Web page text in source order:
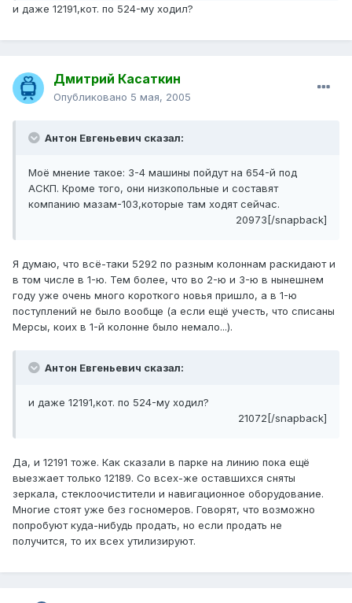
и даже 12191,кот. по 524-му ходил?
Дмитрий Касаткин
Опубликовано 5 мая, 2005
Антон Евгеньевич сказал:
Моё мнение такое: 3-4 машины пойдут на 654-й под
АСКП. Кроме того, они низкопольные и составят
компанию мазам-103,которые там ходят сейчас.
20973[/snapback]
Я думаю, что всё-таки 5292 по разным колоннам раскидают и
в том числе в 1-ю. Тем более, что во 2-ю и 3-ю в нынешнем
году уже очень много короткого новья пришло, а в 1-ю
поступлений не было вообще (а если ещё учесть, что списаны
Мерсы, коих в 1-й колонне было немало...).
Антон Евгеньевич сказал:
и даже 12191,кот. по 524-му ходил?
21072[/snapback]
Да, и 12191 тоже. Как сказали в парке на линию пока ещё
выезжает только 12189. Со всех-же оставшихся сняты
зеркала, стеклоочистители и навигационное оборудование.
Многие стоят уже без госномеров. Говорят, что возможно
попробуют куда-нибудь продать, но если продать не
получится, то их всех утилизируют.